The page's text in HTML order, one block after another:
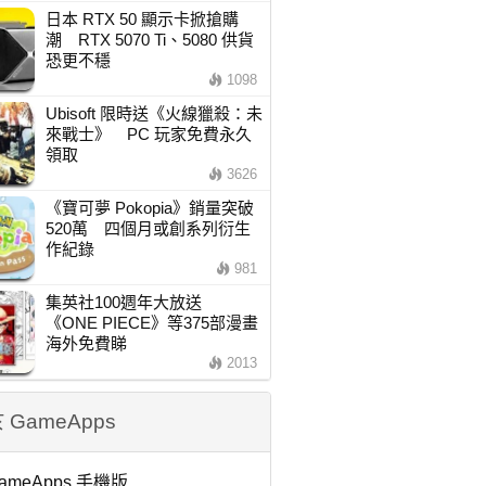
日本 RTX 50 顯示卡掀搶購
潮 RTX 5070 Ti、5080 供貨
恐更不穩
1098
Ubisoft 限時送《火線獵殺：未
來戰士》 PC 玩家免費永久
領取
3626
《寶可夢 Pokopia》銷量突破
520萬 四個月或創系列衍生
作紀錄
981
集英社100週年大放送
《ONE PIECE》等375部漫畫
海外免費睇
2013
GameApps
手機版